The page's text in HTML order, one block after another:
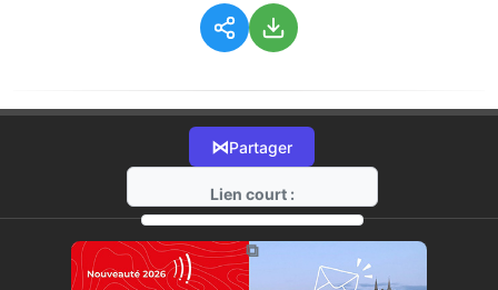
⋈Partager
Lien court :
https://radio-g.fr?2520
⧉